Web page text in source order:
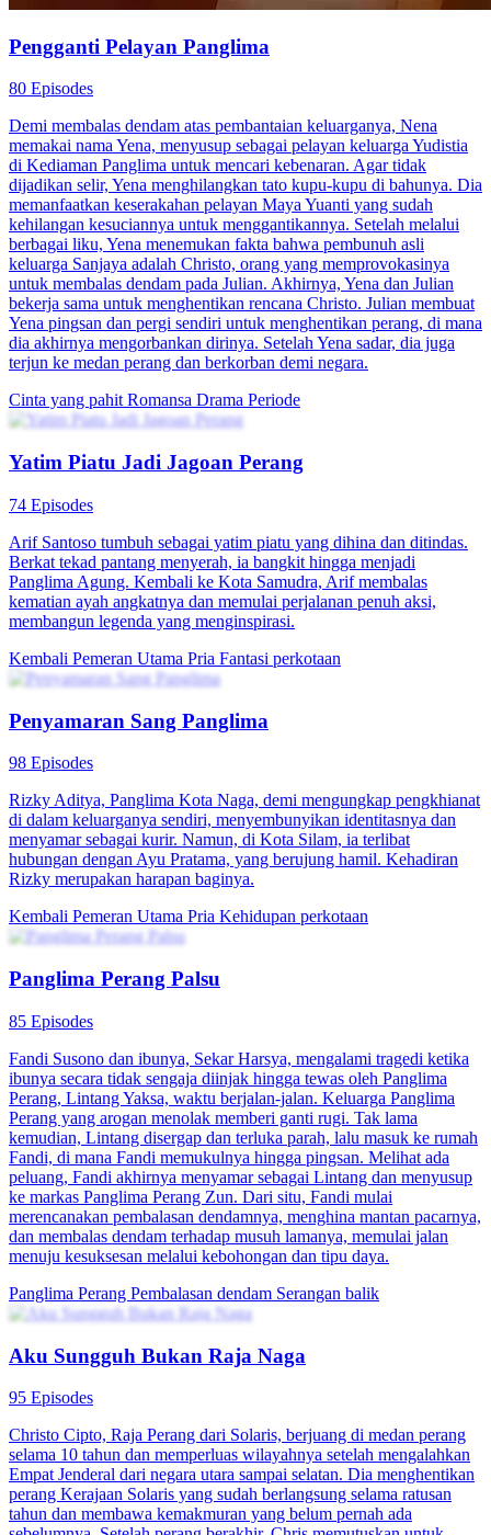
Panglima Penjaga Langit
90 Episodes
Gunawan, Sang Pemain Catur dari Gunung Kunlun, mendapat
kabar kematian gurunya, nekat menerobos masuk ke Penjara Pusat
Dinasti Agung untuk merebut jenazahnya. Tanpa disangka, ia justru
menjadi Dewa Perang Pelindung Dinasti Agung, menjaga gerbang
negara dan menggemparkan delapan penjuru.
Panglima PerangPemeran Utama PriaFantasi perkotaan